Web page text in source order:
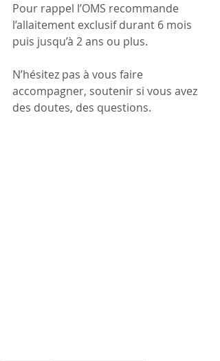
Pour rappel l’OMS recommande
l’allaitement exclusif durant 6 mois
puis jusqu’à 2 ans ou plus.
N’hésitez pas à vous faire
accompagner, soutenir si vous avez
des doutes, des questions.